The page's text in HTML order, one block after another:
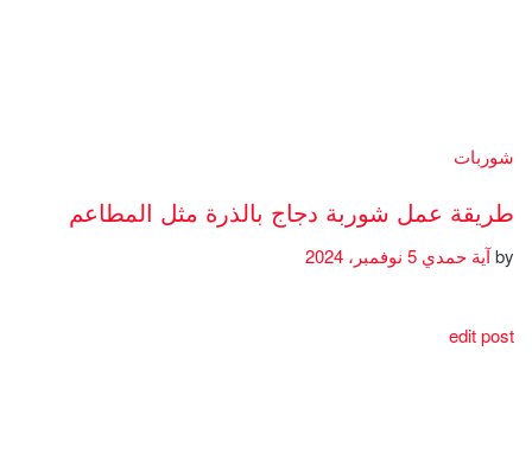
شوربات
طريقة عمل شوربة دجاج بالذرة مثل المطاعم
byآية حمدي
edit post